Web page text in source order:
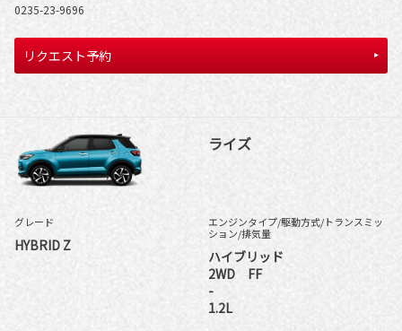
0235-23-9696
リクエスト予約
ライズ
グレード
HYBRID Z
エンジンタイプ/駆動方式/トランスミッ
ション/排気量
ハイブリッド
2WD FF
-
1.2L